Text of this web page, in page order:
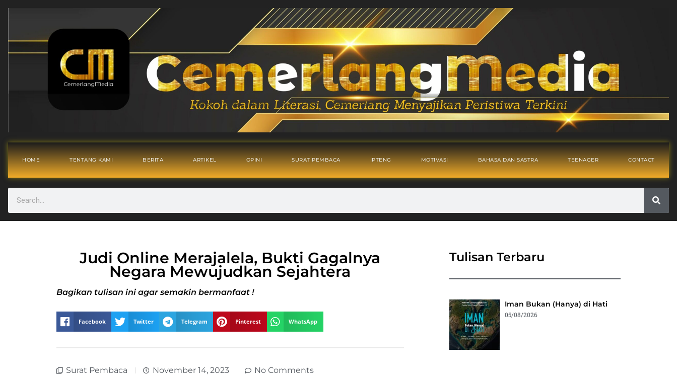
HOME TENTANG KAMI BERITA ARTIKEL OPINI SURAT PEMBACA IPTENG MOTIVASI BAHASA DAN SASTRA TEENAGER CONTACT
Judi Online Merajalela, Bukti Gagalnya
Negara Mewujudkan Sejahtera
Bagikan tulisan ini agar semakin bermanfaat !
Facebook Twitter Telegram Pinterest WhatsApp
Surat Pembaca November 14, 2023 No Comments
Tulisan Terbaru
Iman Bukan (Hanya) di Hati
05/08/2026